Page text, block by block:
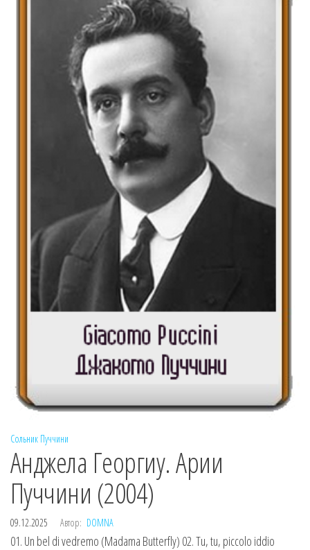
Сольник Пуччини
Анджела Георгиу. Арии
Пуччини (2004)
09.12.2025 Автор: DOMNA
01. Un bel di vedremo (Madama Butterfly) 02. Tu, tu, piccolo iddio